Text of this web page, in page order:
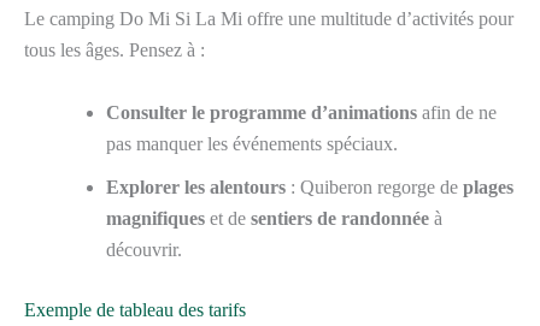
Le camping Do Mi Si La Mi offre une multitude d’activités pour
tous les âges. Pensez à :
Consulter le programme d’animations afin de ne
pas manquer les événements spéciaux.
Explorer les alentours : Quiberon regorge de plages
magnifiques et de sentiers de randonnée à
découvrir.
Exemple de tableau des tarifs